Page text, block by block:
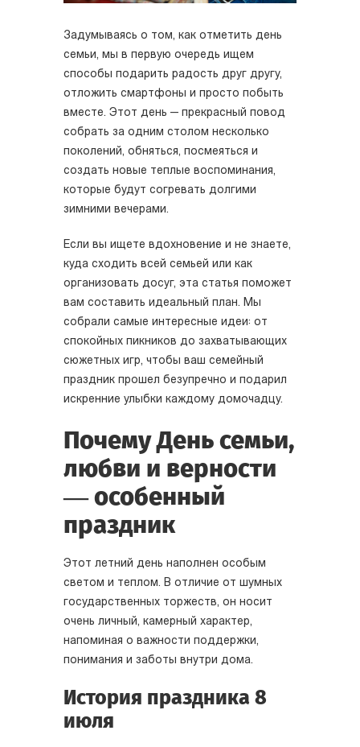
Задумываясь о том, как отметить день
семьи, мы в первую очередь ищем
способы подарить радость друг другу,
отложить смартфоны и просто побыть
вместе. Этот день — прекрасный повод
собрать за одним столом несколько
поколений, обняться, посмеяться и
создать новые теплые воспоминания,
которые будут согревать долгими
зимними вечерами.
Если вы ищете вдохновение и не знаете,
куда сходить всей семьей или как
организовать досуг, эта статья поможет
вам составить идеальный план. Мы
собрали самые интересные идеи: от
спокойных пикников до захватывающих
сюжетных игр, чтобы ваш семейный
праздник прошел безупречно и подарил
искренние улыбки каждому домочадцу.
Почему День семьи,
любви и верности
— особенный
праздник
Этот летний день наполнен особым
светом и теплом. В отличие от шумных
государственных торжеств, он носит
очень личный, камерный характер,
напоминая о важности поддержки,
понимания и заботы внутри дома.
История праздника 8
июля